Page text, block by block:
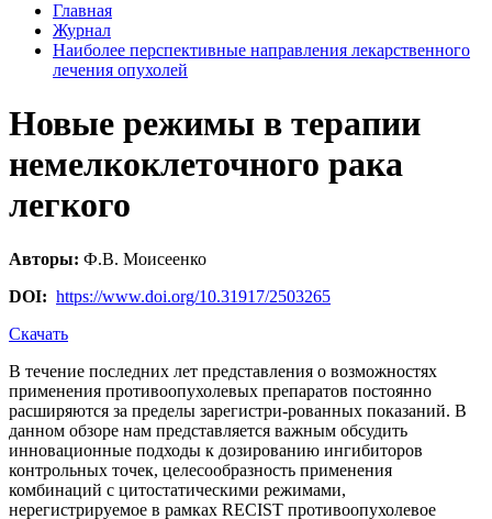
Главная
Журнал
Наиболее перспективные направления лекарственного
лечения опухолей
Новые режимы в терапии
немелкоклеточного рака
легкого
Авторы: Ф.В. Моисеенко
DOI: https://www.doi.org/10.31917/2503265
Скачать
В течение последних лет представления о возможностях
применения противоопухолевых препаратов постоянно
расширяются за пределы зарегистри-рованных показаний. В
данном обзоре нам представляется важным обсудить
инновационные подходы к дозированию ингибиторов
контрольных точек, целесообразность применения
комбинаций с цитостатическими режимами,
нерегистрируемое в рамках RECIST противоопухолевое